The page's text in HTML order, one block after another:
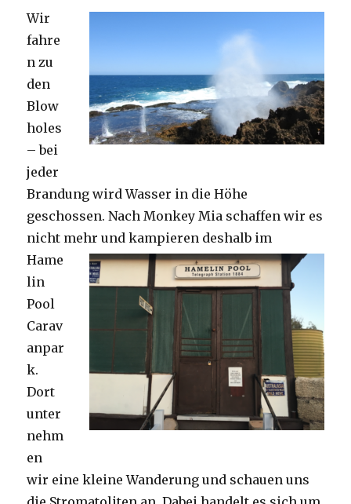
Wir
fahre
n zu
den
Blow
holes
– bei
jeder
Brandung wird Wasser in die Höhe
geschossen. Nach Monkey Mia schaffen wir es
nicht mehr und kampieren deshalb im
Hame
lin
Pool
Carav
anpar
k.
Dort
unter
nehm
en
wir eine kleine Wanderung und schauen uns